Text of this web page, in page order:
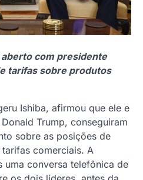
com presidente
tarifas sobre produtos
Ishiba, afirmou que ele e
Trump, conseguiram
sobre as posições de
comerciais. A
conversa telefônica de